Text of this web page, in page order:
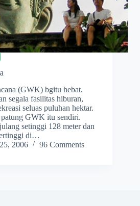
(GWK) bgitu hebat.
segala fasilitas hiburan,
seluas puluhan hektar.
GWK itu sendiri.
setinggi 128 meter dan
di…
2006 96 Comments